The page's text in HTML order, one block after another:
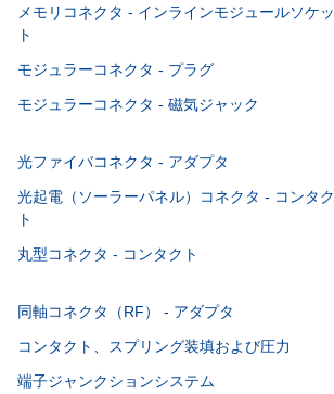
メモリコネクタ - インラインモジュールソケッ
ト
モジュラーコネクタ - プラグ
モジュラーコネクタ - 磁気ジャック
光ファイバコネクタ - アダプタ
光起電（ソーラーパネル）コネクタ - コンタク
ト
丸型コネクタ - コンタクト
同軸コネクタ（RF） - アダプタ
コンタクト、スプリング装填および圧力
端子ジャンクションシステム